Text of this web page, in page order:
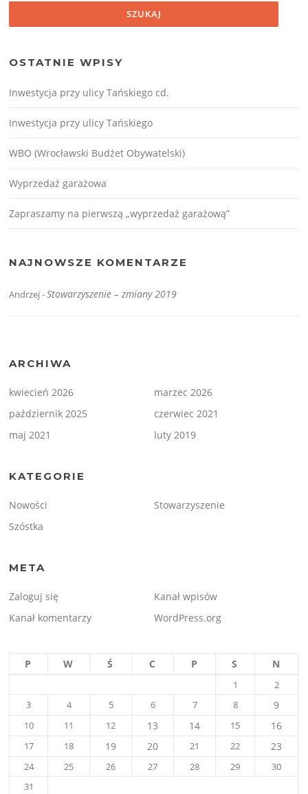
OSTATNIE WPISY
Inwestycja przy ulicy Tańskiego cd.
Inwestycja przy ulicy Tańskiego
WBO (Wrocławski Budżet Obywatelski)
Wyprzedaż garażowa
Zapraszamy na pierwszą „wyprzedaż garażową”
NAJNOWSZE KOMENTARZE
Andrzej-Stowarzyszenie – zmiany 2019
ARCHIWA
kwiecień 2026
marzec 2026
październik 2025
czerwiec 2021
maj 2021
luty 2019
KATEGORIE
Nowości
Stowarzyszenie
Szóstka
META
Zaloguj się
Kanał wpisów
Kanał komentarzy
WordPress.org
P W Ś C P S N
1
2
3
4 5 6 7 8 9
10 11 12 13 14 15 16
17 18 19 20 21 22 23
24 25 26 27 28 29
30
31